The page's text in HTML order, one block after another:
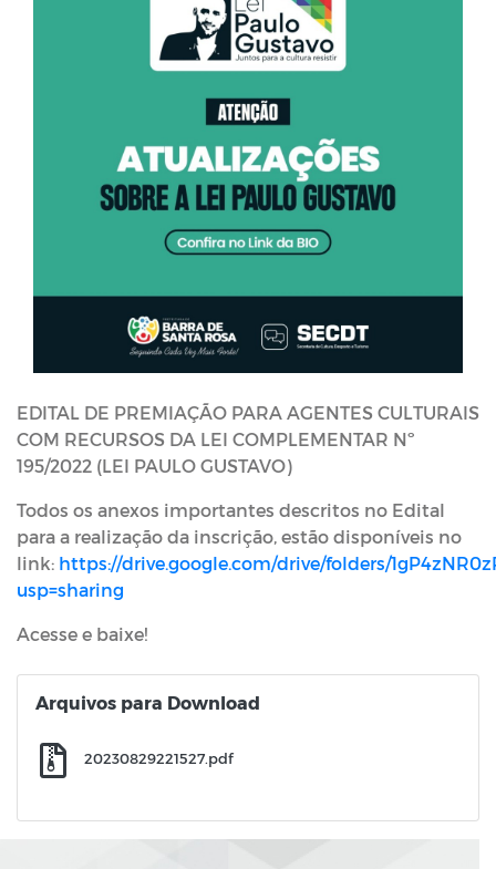
EDITAL DE PREMIAÇÃO PARA AGENTES CULTURAIS
COM RECURSOS DA LEI COMPLEMENTAR Nº
195/2022 (LEI PAULO GUSTAVO)
Todos os anexos importantes descritos no Edital
para a realização da inscrição, estão disponíveis no
link: https://drive.google.com/drive/folders/
usp=sharing
Acesse e baixe!
Arquivos para Download
20230829221527.pdf